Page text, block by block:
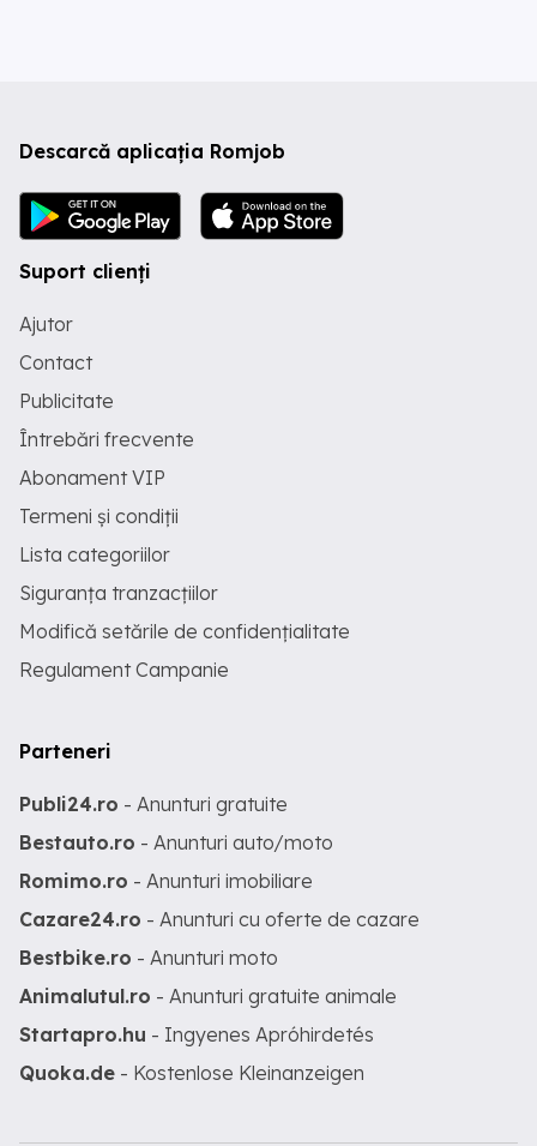
Descarcă aplicația Romjob
Suport clienți
Ajutor
Contact
Publicitate
Întrebări frecvente
Abonament VIP
Termeni și condiții
Lista categoriilor
Siguranța tranzacțiilor
Modifică setările de confidențialitate
Regulament Campanie
Parteneri
Publi24.ro - Anunturi gratuite
Bestauto.ro - Anunturi auto/moto
Romimo.ro - Anunturi imobiliare
Cazare24.ro - Anunturi cu oferte de cazare
Bestbike.ro - Anunturi moto
Animalutul.ro - Anunturi gratuite animale
Startapro.hu - Ingyenes Apróhirdetés
Quoka.de - Kostenlose Kleinanzeigen